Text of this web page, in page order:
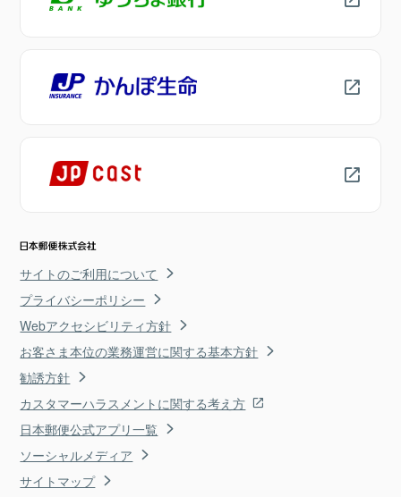
サイトのご利用について
プライバシーポリシー
Webアクセシビリティ方針
お客さま本位の業務運営に関する基本方針
勧誘方針
カスタマーハラスメントに関する考え方
日本郵便公式アプリ一覧
ソーシャルメディア
サイトマップ